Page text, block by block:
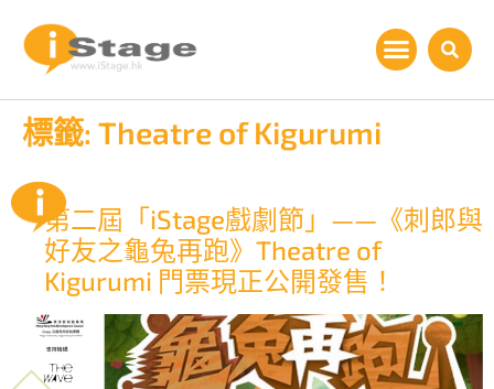
標籤: Theatre of Kigurumi
第二屆「iStage戲劇節」——《刺郎與
好友之龜兔再跑》Theatre of
Kigurumi 門票現正公開發售！